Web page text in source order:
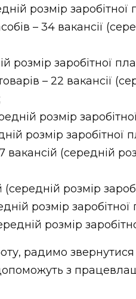
розмір заробітної
– 34 вакансії
розмір заробітної
– 22 вакансії
розмір
розмір заробітної
(середній
(середній розмір
розмір
розмір
радимо
з